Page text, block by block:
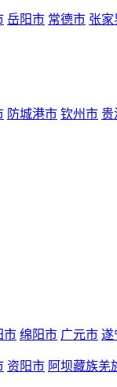
岳阳市 常德市 张家
防城港市 钦州市 贵
市 绵阳市 广元市 遂
资阳市 阿坝藏族羌